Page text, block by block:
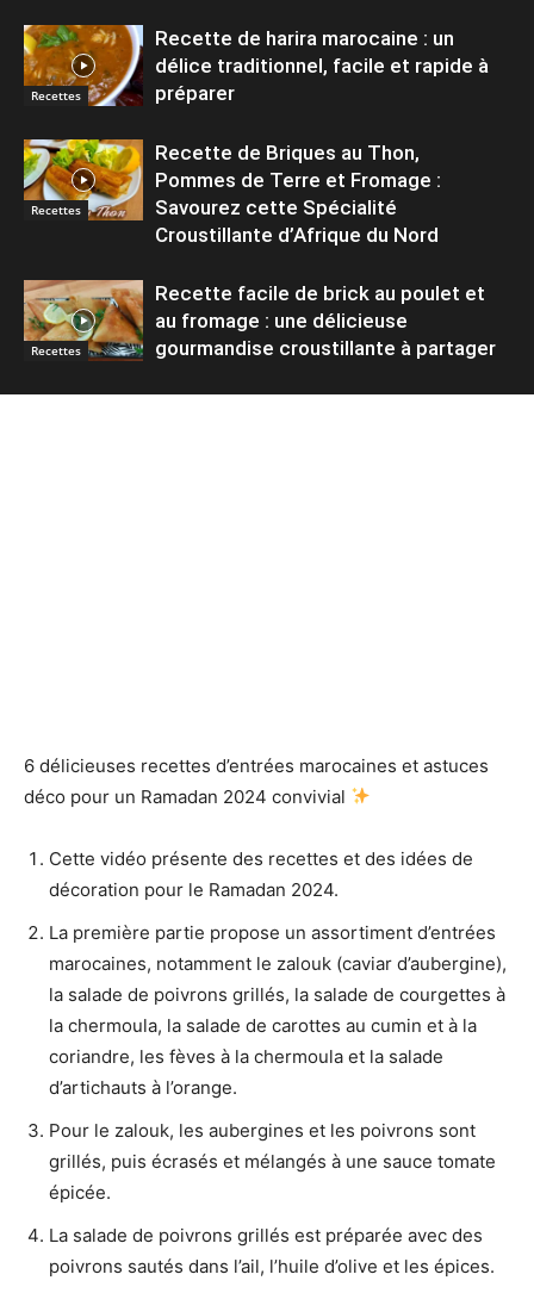
Recettes
Recette de harira marocaine : un
délice traditionnel, facile et rapide à
préparer
Recettes
Recette de Briques au Thon,
Pommes de Terre et Fromage :
Savourez cette Spécialité
Croustillante d’Afrique du Nord
Recettes
Recette facile de brick au poulet et
au fromage : une délicieuse
gourmandise croustillante à partager
6 délicieuses recettes d’entrées marocaines et astuces
déco pour un Ramadan 2024 convivial
Cette vidéo présente des recettes et des idées de
décoration pour le Ramadan 2024.
La première partie propose un assortiment d’entrées
marocaines, notamment le zalouk (caviar d’aubergine),
la salade de poivrons grillés, la salade de courgettes à
la chermoula, la salade de carottes au cumin et à la
coriandre, les fèves à la chermoula et la salade
d’artichauts à l’orange.
Pour le zalouk, les aubergines et les poivrons sont
grillés, puis écrasés et mélangés à une sauce tomate
épicée.
La salade de poivrons grillés est préparée avec des
poivrons sautés dans l’ail, l’huile d’olive et les épices.